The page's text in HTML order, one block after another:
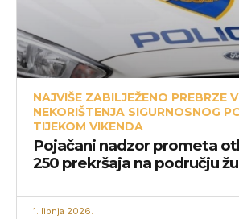
NAJVIŠE ZABILJEŽENO PREBRZE
NEKORIŠTENJA SIGURNOSNOG
TIJEKOM VIKENDA
Pojačani nadzor prometa
250 prekršaja na području
1. lipnja 2026.